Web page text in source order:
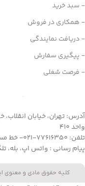
- سبد خرید
- همکاری در فروش
- دریافت نمایندگی
- پیگیری سفارش
- فرصت شغلی
آدرس: تهران، خیابان انقلاب،
واحد 410
تلفن: 77616350-021- خط مستقیم: 91303098-021
پیام رسانی : واتس اپ، بله، تلگرام:
کلیه حقوق مادی و معنوی